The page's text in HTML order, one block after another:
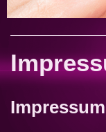
Impressum